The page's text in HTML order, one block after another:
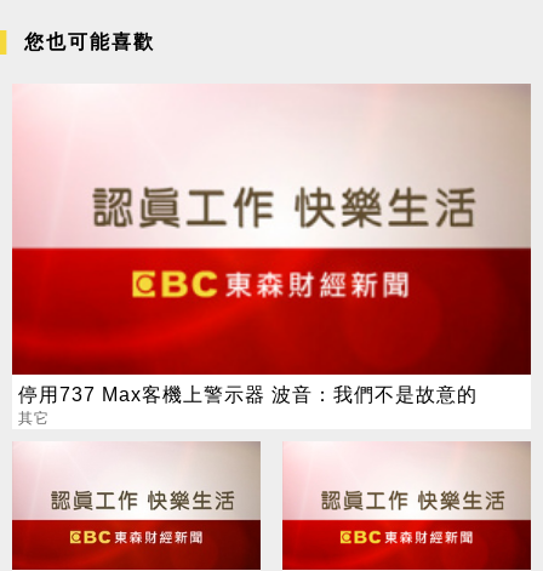
您也可能喜歡
停用737 Max客機上警示器 波音：我們不是故意的
其它